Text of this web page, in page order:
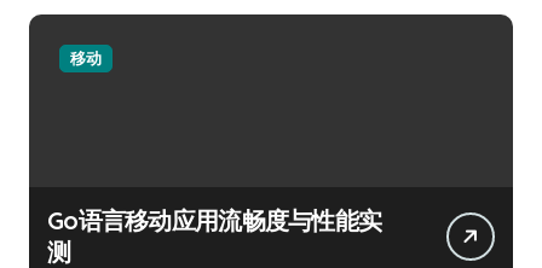
移动
Go语言移动应用流畅度与性能实
测